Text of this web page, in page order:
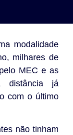
modalidade
milhares de
MEC e as
distância já
com o último
não tinham